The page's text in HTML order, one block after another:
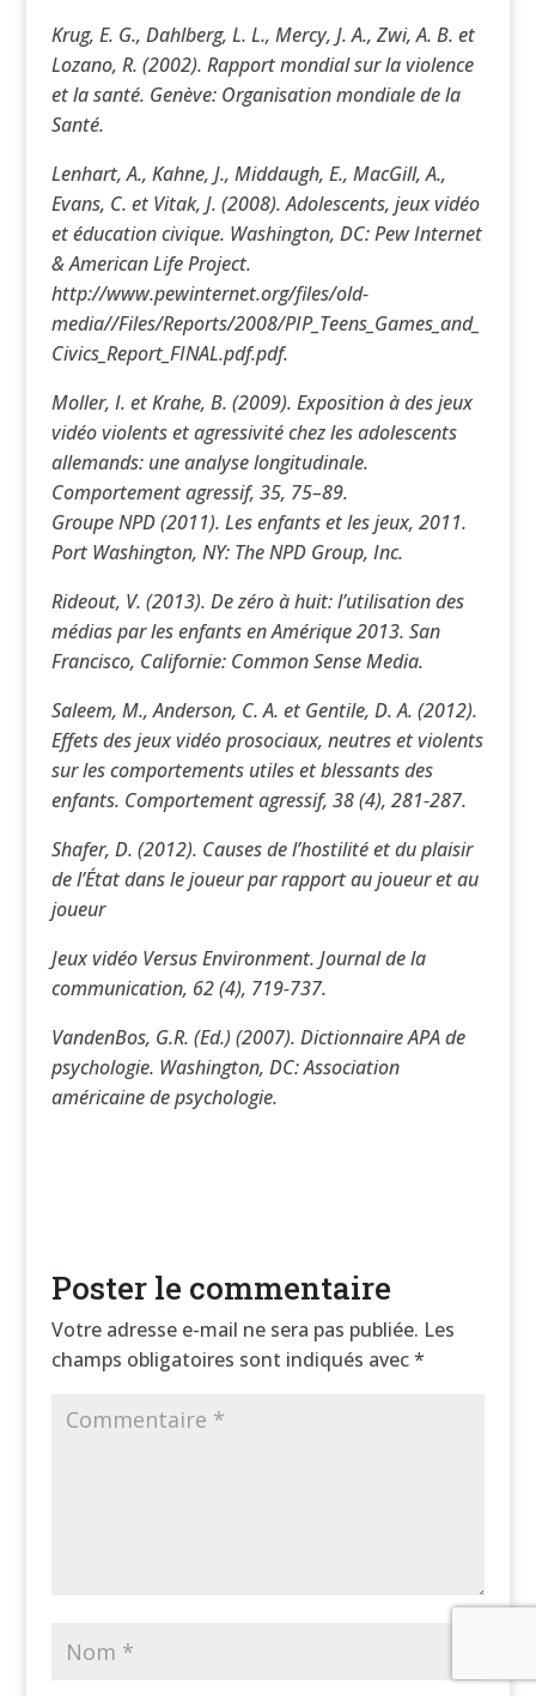
Krug, E. G., Dahlberg, L. L., Mercy, J. A., Zwi, A. B. et
Lozano, R. (2002). Rapport mondial sur la violence
et la santé. Genève: Organisation mondiale de la
Santé.
Lenhart, A., Kahne, J., Middaugh, E., MacGill, A.,
Evans, C. et Vitak, J. (2008). Adolescents, jeux vidéo
et éducation civique. Washington, DC: Pew Internet
& American Life Project.
http://www.pewinternet.org/files/old-
media//Files/Reports/2008/PIP_Teens_Games_and_
Civics_Report_FINAL.pdf.pdf.
Moller, I. et Krahe, B. (2009). Exposition à des jeux
vidéo violents et agressivité chez les adolescents
allemands: une analyse longitudinale.
Comportement agressif, 35, 75–89.
Groupe NPD (2011). Les enfants et les jeux, 2011.
Port Washington, NY: The NPD Group, Inc.
Rideout, V. (2013). De zéro à huit: l’utilisation des
médias par les enfants en Amérique 2013. San
Francisco, Californie: Common Sense Media.
Saleem, M., Anderson, C. A. et Gentile, D. A. (2012).
Effets des jeux vidéo prosociaux, neutres et violents
sur les comportements utiles et blessants des
enfants. Comportement agressif, 38 (4), 281-287.
Shafer, D. (2012). Causes de l’hostilité et du plaisir
de l’État dans le joueur par rapport au joueur et au
joueur
Jeux vidéo Versus Environment. Journal de la
communication, 62 (4), 719-737.
VandenBos, G.R. (Ed.) (2007). Dictionnaire APA de
psychologie. Washington, DC: Association
américaine de psychologie.
Poster le commentaire
Votre adresse e-mail ne sera pas publiée. Les
champs obligatoires sont indiqués avec*